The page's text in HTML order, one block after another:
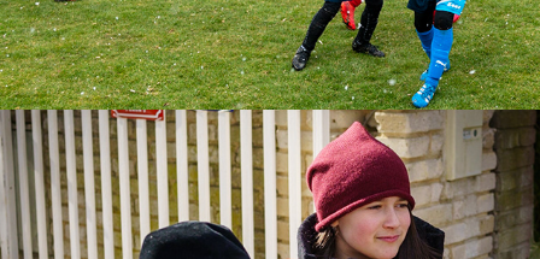
Masopust 2022 PRIVATE
2022